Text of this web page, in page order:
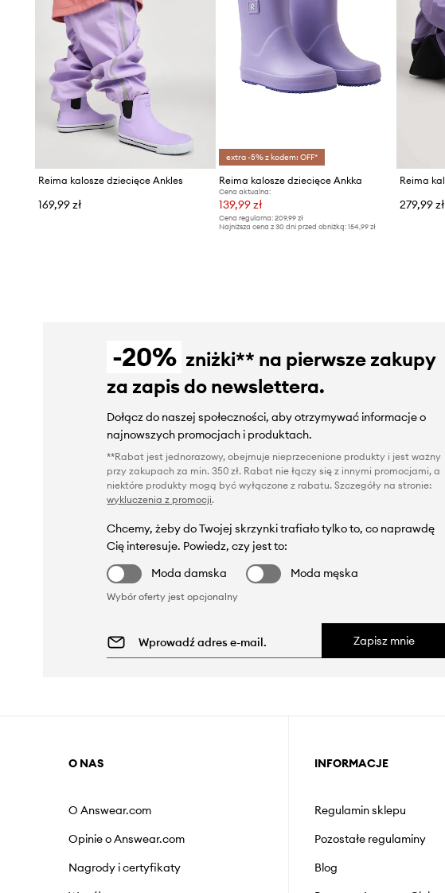
Reima kalosze dziecięce Ankles
169,99 zł
extra -5% z kodem: OFF*
Reima kalosze dziecięce Ankka
Cena aktualna:
139,99 zł
Cena regularna:209,99 zł
Najniższa cena z 30 dni przed obniżką:154,99 zł
279,99 zł
-20% zniżki** na pierwsze zakupy
za zapis do newslettera.
Dołącz do naszej społeczności, aby otrzymywać informacje o
najnowszych promocjach i produktach.
**Rabat jest jednorazowy, obejmuje nieprzecenione produkty i jest ważny
przy zakupach za min. 350 zł. Rabat nie łączy się z innymi promocjami, a
niektóre produkty mogą być wyłączone z rabatu. Szczegóły na stronie:
wykluczenia z promocji.
Chcemy, żeby do Twojej skrzynki trafiało tylko to, co naprawdę
Cię interesuje. Powiedz, czy jest to:
Moda damska
Moda męska
Wybór oferty jest opcjonalny
Zapisz mnie
O NAS
O Answear.com
Opinie o Answear.com
Nagrody i certyfikaty
INFORMACJE
Regulamin sklepu
Pozostałe regulaminy
Blog